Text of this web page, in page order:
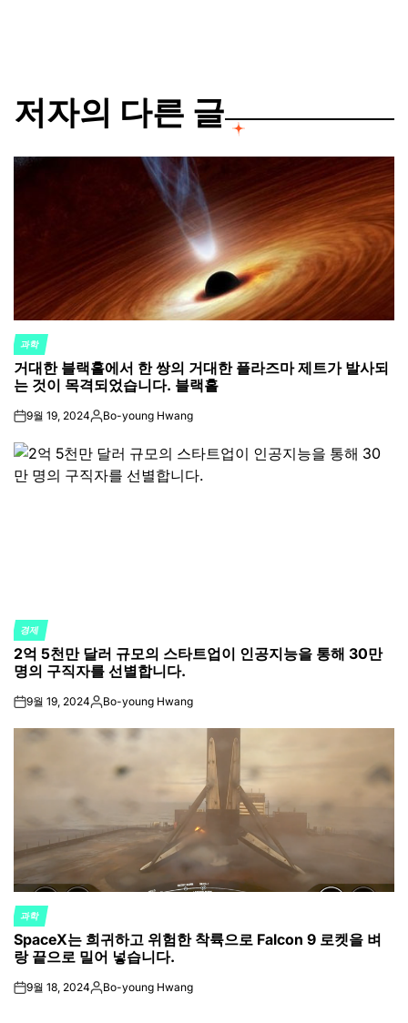
저자의 다른 글
POSTED
IN
과학
거대한 블랙홀에서 한 쌍의 거대한 플라즈마 제트가 발사되
는 것이 목격되었습니다. 블랙홀
on9월 19, 2024Posted
Bo-young Hwang
POSTED
IN
경제
2억 5천만 달러 규모의 스타트업이 인공지능을 통해 30만
명의 구직자를 선별합니다.
on9월 19, 2024Posted
Bo-young Hwang
POSTED
IN
과학
SpaceX는 희귀하고 위험한 착륙으로 Falcon 9 로켓을 벼
랑 끝으로 밀어 넣습니다.
on9월 18, 2024Posted
Bo-young Hwang